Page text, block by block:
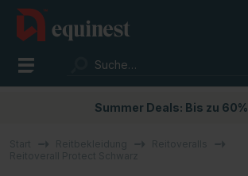
Summer Deals: Bis zu 60%